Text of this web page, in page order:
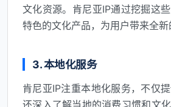
文化资源。肯尼亚IP通过挖掘这
特色的文化产品，为用户带来全新
3. 本地化服务
肯尼亚IP注重本地化服务，不仅提